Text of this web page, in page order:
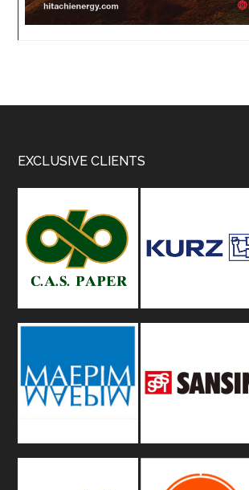
Footer
EXCLUSIVE CLIENTS